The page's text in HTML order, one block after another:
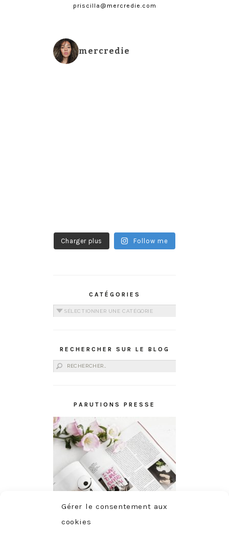
Gérer le consentement aux
cookies
priscilla@mercredie.com
mercredie
Charger plus Follow me
CATÉGORIES
Catégories
RECHERCHER SUR LE BLOG
Rechercher :
PARUTIONS PRESSE